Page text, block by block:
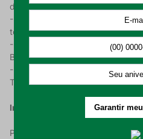
durabilidade e excelente
- Acabamento Premium: Tecido
toque extra suave e luxuoso;
- Produto Oficial e Licenciado:
Barbie garantidas;
- Tamanho P: Para Crianças de 3
Tórax - 42cm | Manga - 25cm |
Instruções de Uso e
Para que o Roupão Barbie